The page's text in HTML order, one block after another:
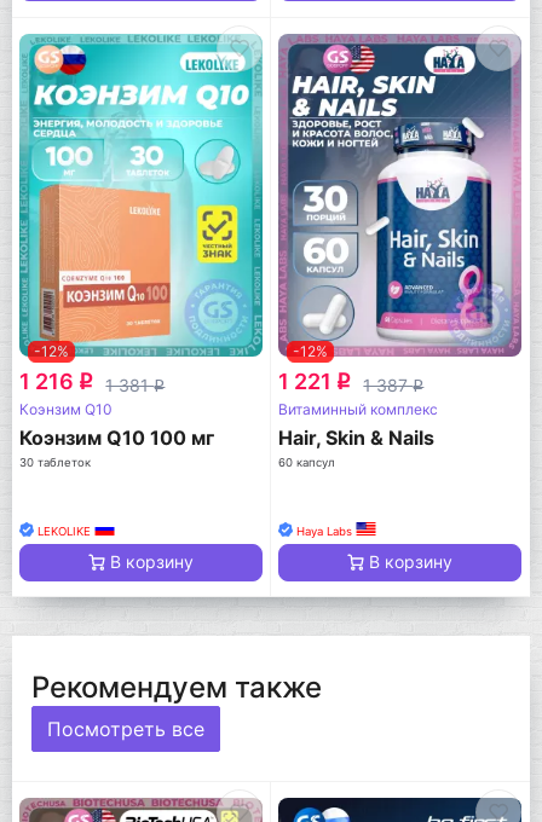
-12%
1 216 q 1 381q
Коэнзим Q10
Коэнзим Q10 100 мг
30 таблеток
LEKOLIKE
В корзину
-12%
1 221 q 1 387q
Витаминный комплекс
Hair, Skin & Nails
60 капсул
Haya Labs
В корзину
Рекомендуем также
Посмотреть все